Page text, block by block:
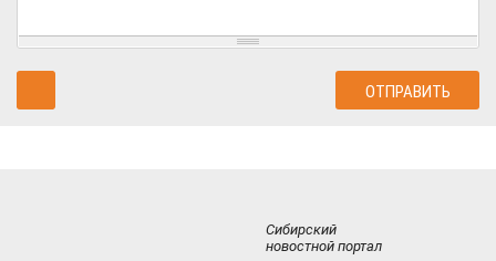
Сибирский
новостной портал